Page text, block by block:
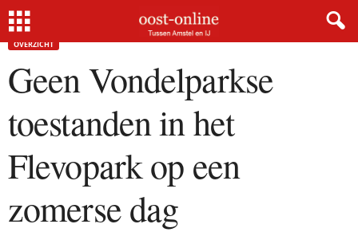
Home Geen Vondelparkse toestanden in het Flevopark op een zomerse dag
OVERZICHT
Geen Vondelparkse
toestanden in het
Flevopark op een
zomerse dag